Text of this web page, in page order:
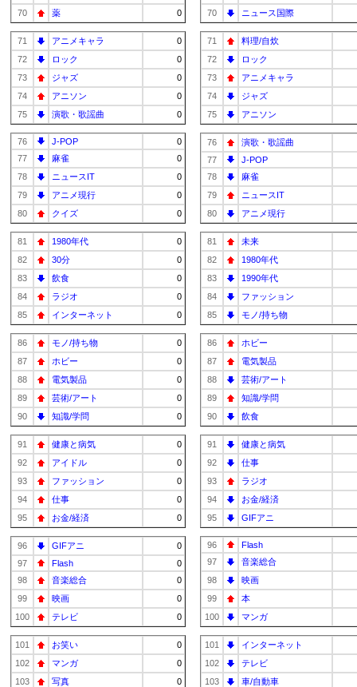
70
薬 0
71 アニメキャラ
0
72
ロック
0
73
ジャズ
0
74
アニソン
0
75
演歌・歌謡曲 0
76 J-POP
0
77
麻雀
0
78
ニュースIT
0
79
アニメ現行
0
80
クイズ 0
81 1980年代
0
82
30分
0
83
飲食
0
84
ラジオ
0
85
インターネット 0
86 モノ/持ち物
0
87
ホビー
0
88
電気製品
0
89
芸術/アート
0
90
知識/学問 0
91 健康と病気
0
92
アイドル
0
93
ファッション
0
94
仕事
0
95
お金/経済 0
96 GIFアニ
0
97
Flash
0
98
音楽総合
0
99
映画
0
100
テレビ 0
101 お笑い
0
102
マンガ
0
103
写真 0
70
ニュース国際
71
料理/自炊
72
ロック
73
アニメキャラ
74
ジャズ
75
アニソン
76
演歌・歌謡曲
77
J-POP
78
麻雀
79
ニュースIT
80
アニメ現行
81
未来
82
1980年代
83
1990年代
84
ファッション
85
モノ/持ち物
86
ホビー
87
電気製品
88
芸術/アート
89
知識/学問
90
飲食
91
健康と病気
92
仕事
93
ラジオ
94
お金/経済
95
GIFアニ
96
Flash
97
音楽総合
98
映画
99
本
100
マンガ
101
インターネット
102
テレビ
103
車/自動車